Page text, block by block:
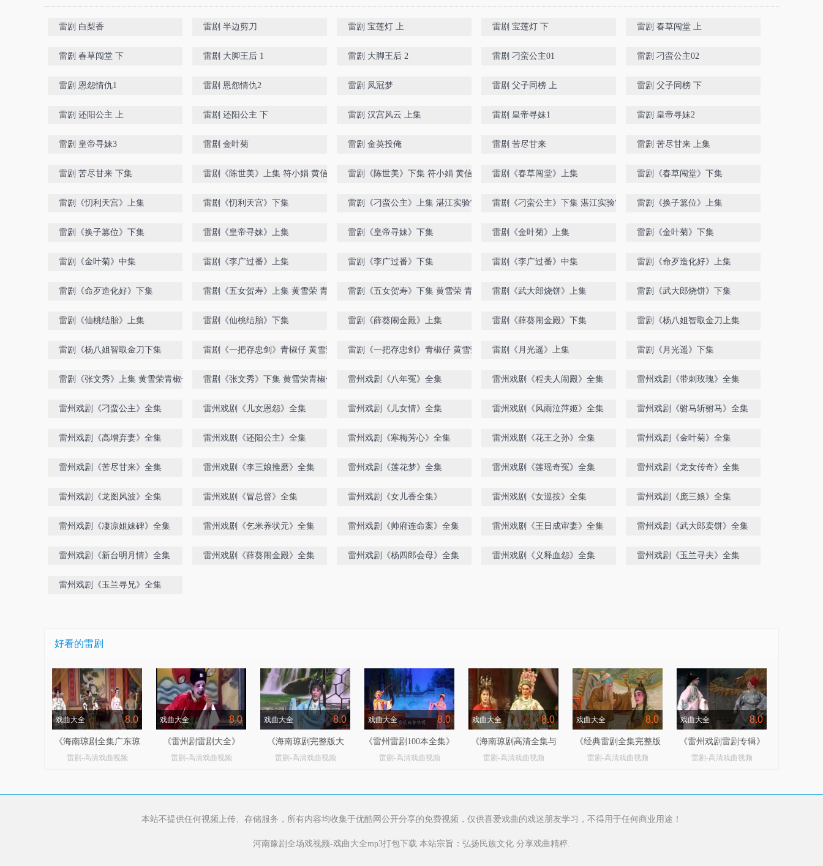
雷剧 白梨香 雷剧 半边剪刀 雷剧 宝莲灯 上 雷剧 宝莲灯 下 雷剧 春草闯堂 上
雷剧 春草闯堂 下 雷剧 大脚王后 1 雷剧 大脚王后 2 雷剧 刁蛮公主01 雷剧 刁蛮公主02
雷剧 恩怨情仇1 雷剧 恩怨情仇2 雷剧 凤冠梦 雷剧 父子同榜 上 雷剧 父子同榜 下
雷剧 还阳公主 上 雷剧 还阳公主 下 雷剧 汉宫风云 上集 雷剧 皇帝寻妹1 雷剧 皇帝寻妹2
雷剧 皇帝寻妹3 雷剧 金叶菊 雷剧 金英投俺 雷剧 苦尽甘来 雷剧 苦尽甘来 上集
雷剧 苦尽甘来 下集 雷剧《陈世美》上集 符小娟 黄信主演 雷剧《陈世美》下集 符小娟 黄信主演 雷剧《春草闯堂》上集 雷剧《春草闯堂》下集
雷剧《忉利天宫》上集 雷剧《忉利天宫》下集
雷剧《刁蛮公主》上集 湛江实验雷剧团 林雷剧《刁蛮公主》下集 湛江实验雷剧团 林雷剧《换子篡位》上集
雷剧《换子篡位》下集 雷剧《皇帝寻妹》上集 雷剧《皇帝寻妹》下集 雷剧《金叶菊》上集 雷剧《金叶菊》下集
雷剧《金叶菊》中集 雷剧《李广过番》上集 雷剧《李广过番》下集 雷剧《李广过番》中集 雷剧《命歹造化好》上集
雷剧《命歹造化好》下集 雷剧《五女贺寿》上集 黄雪荣 青椒子 雷剧《五女贺寿》下集 黄雪荣 青椒子主演雷剧《武大郎烧饼》上集 雷剧《武大郎烧饼》下集
雷剧《仙桃结胎》上集 雷剧《仙桃结胎》下集 雷剧《薛葵闹金殿》上集 雷剧《薛葵闹金殿》下集 雷剧《杨八姐智取金刀上集
雷剧《杨八姐智取金刀下集
雷剧《一把存忠剑》青椒仔 黄雪荣 落齿生雷剧《一把存忠剑》青椒仔 黄雪荣 落齿生雷剧《月光遥》上集 雷剧《月光遥》下集
雷剧《张文秀》上集 黄雪荣青椒仔 主演雷剧《张文秀》下集 黄雪荣青椒仔 主演雷州戏剧《八年冤》全集 雷州戏剧《程夫人闹殿》全集 雷州戏剧《带刺玫瑰》全集
雷州戏剧《刁蛮公主》全集 雷州戏剧《儿女恩怨》全集 雷州戏剧《儿女情》全集 雷州戏剧《风雨泣萍姬》全集 雷州戏剧《驸马斩驸马》全集
雷州戏剧《高增弃妻》全集 雷州戏剧《还阳公主》全集 雷州戏剧《寒梅芳心》全集 雷州戏剧《花王之孙》全集 雷州戏剧《金叶菊》全集
雷州戏剧《苦尽甘来》全集 雷州戏剧《李三娘推磨》全集 雷州戏剧《莲花梦》全集 雷州戏剧《莲瑶奇冤》全集 雷州戏剧《龙女传奇》全集
雷州戏剧《龙图风波》全集 雷州戏剧《冒总督》全集 雷州戏剧《女儿香全集》 雷州戏剧《女巡按》全集 雷州戏剧《庞三娘》全集
雷州戏剧《凄凉姐妹碑》全集 雷州戏剧《乞米养状元》全集 雷州戏剧《帅府连命案》全集 雷州戏剧《王日成审妻》全集 雷州戏剧《武大郎卖饼》全集
雷州戏剧《新台明月情》全集 雷州戏剧《薛葵闹金殿》全集 雷州戏剧《杨四郎会母》全集 雷州戏剧《义释血怨》全集 雷州戏剧《玉兰寻夫》全集
雷州戏剧《玉兰寻兄》全集
好看的雷剧
戏曲大全 8.0
《海南琼剧全集广东琼
剧下载》
雷剧-高清戏曲视频
戏曲大全 8.0
《雷州剧雷剧大全》
雷剧-高清戏曲视频
戏曲大全 8.0
《海南琼剧完整版大
全》
雷剧-高清戏曲视频
戏曲大全 8.0
《雷州雷剧100本全集》
雷剧-高清戏曲视频
戏曲大全 8.0
《海南琼剧高清全集与
海南古装琼剧全集》
雷剧-高清戏曲视频
戏曲大全 8.0
《经典雷剧全集完整版
视频》
雷剧-高清戏曲视频
戏曲大全 8.0
《雷州戏剧雷剧专辑》
雷剧-高清戏曲视频
本站不提供任何视频上传、存储服务，所有内容均收集于优酷网公开分享的免费视频，仅供喜爱戏曲的戏迷朋友学习，不得用于任何商业用途！
河南豫剧全场戏视频-戏曲大全mp3打包下载 本站宗旨：弘扬民族文化 分享戏曲精粹.